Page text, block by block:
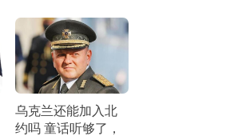
乌克兰还能加入北
约吗 童话听够了，